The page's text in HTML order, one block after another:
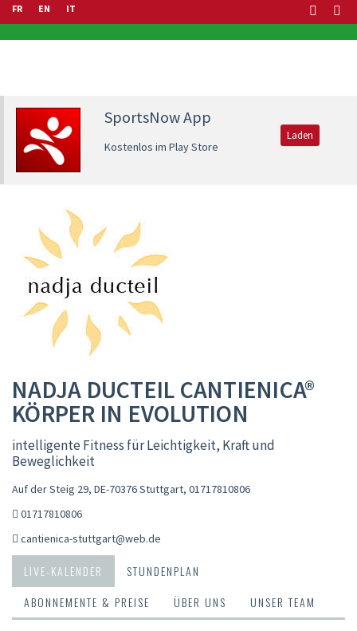
FR EN IT
SportsNow App
Kostenlos im Play Store
Laden
NADJA DUCTEIL CANTIENICA®
KÖRPER IN EVOLUTION
intelligente Fitness für Leichtigkeit, Kraft und
Beweglichkeit
Auf der Steig 29, DE-70376 Stuttgart, 01717810806
01717810806
cantienica-stuttgart@web.de
LIVE-KALENDER
STUNDENPLAN
ABONNEMENTE & PREISE
ÜBER UNS UNSER TEAM